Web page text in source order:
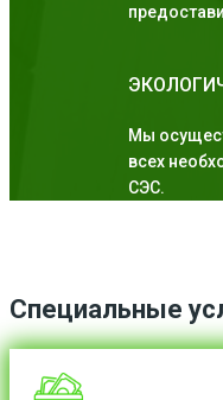
Мы
всех
СЭС.
Специальные